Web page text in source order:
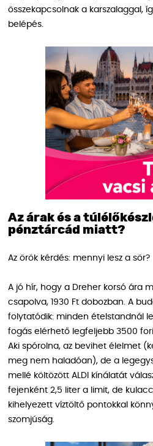
összekapcsolnak a karszalaggal,
belépés.
Az árak és a
pénztárcád miatt?
Az örök kérdés: mennyi lesz a sör?
A jó hír, hogy a Dreher korsó ára
csapolva, 1930 Ft dobozban. A
folytatódik: minden ételstandnál
fogás elérhető legfeljebb 3500
Aki spórolna, az bevihet élelmet
meg nem haladóan), de a
mellé költözött ALDI kínálatát
fejenként 2,5 liter a limit, de
kihelyezett víztöltő pontokkal
szomjúság.